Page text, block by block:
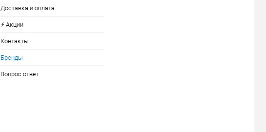
Доставка и оплата
⚡️ Акции
Контакты
Бренды
Вопрос ответ